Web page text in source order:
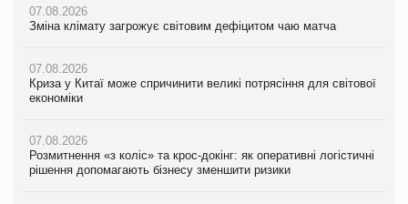
07.08.2026
Зміна клімату загрожує світовим дефіцитом чаю матча
07.08.2026
Криза у Китаї може спричинити великі потрясіння для світової
економіки
07.08.2026
Розмитнення «з коліс» та крос-докінг: як оперативні логістичні
рішення допомагають бізнесу зменшити ризики
07.08.2026
Зміна клімату загрожує світовим дефіцитом чаю матча
07.08.2026
Криза у Китаї може спричинити великі потрясіння для світової
економіки
07.08.2026
Розмитнення «з коліс» та крос-докінг: як оперативні логістичні
рішення допомагають бізнесу зменшити ризики
07.08.2026
Зміна клімату загрожує світовим дефіцитом чаю матча
07.08.2026
Криза у Китаї може спричинити великі потрясіння для світової
економіки
07.08.2026
Kraft Heinz скоротила збиток у першому півріччі